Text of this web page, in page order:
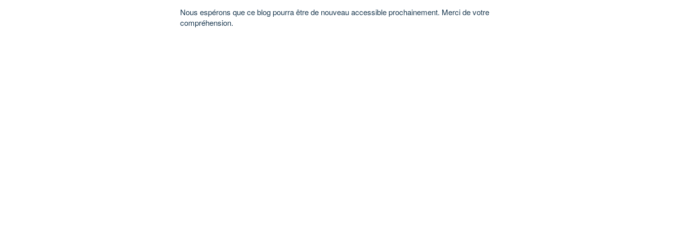
Nous espérons que ce blog pourra être de nouveau accessible prochainement. Merci de votre
compréhension.